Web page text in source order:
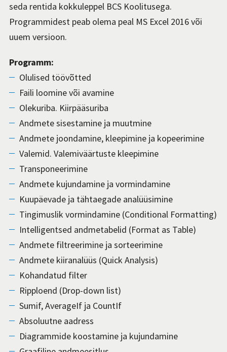
seda rentida kokkuleppel BCS Koolitusega.
Programmidest peab olema peal MS Excel 2016 või
uuem versioon.
Programm:
Olulised töövõtted
Faili loomine või avamine
Olekuriba. Kiirpääsuriba
Andmete sisestamine ja muutmine
Andmete joondamine, kleepimine ja kopeerimine
Valemid. Valemiväärtuste kleepimine
Transponeerimine
Andmete kujundamine ja vormindamine
Kuupäevade ja tähtaegade analüüsimine
Tingimuslik vormindamine (Conditional Formatting)
Intelligentsed andmetabelid (Format as Table)
Andmete filtreerimine ja sorteerimine
Andmete kiiranalüüs (Quick Analysis)
Kohandatud filter
Ripploend (Drop-down list)
Sumif, AverageIf ja CountIf
Absoluutne aadress
Diagrammide koostamine ja kujundamine